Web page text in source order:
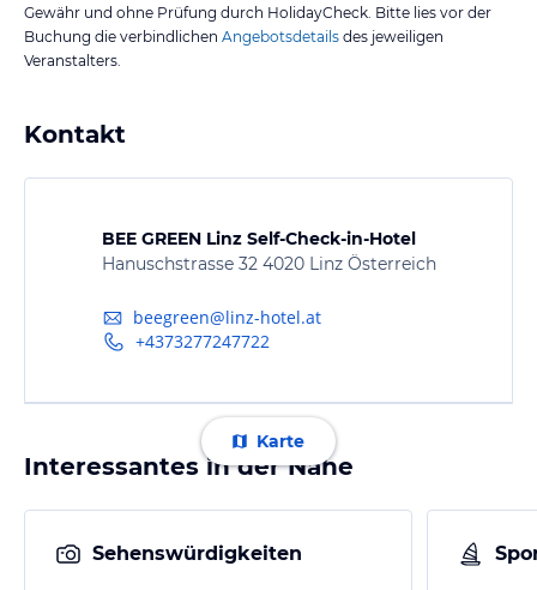
Gewähr und ohne Prüfung durch HolidayCheck. Bitte lies vor der
Buchung die verbindlichen Angebotsdetails des jeweiligen
Veranstalters.
Kontakt
BEE GREEN Linz Self-Check-in-Hotel
Hanuschstrasse 32 4020 Linz Österreich
beegreen@linz-hotel.at
+4373277247722
Karte
Interessantes in der Nähe
Sehenswürdigkeiten